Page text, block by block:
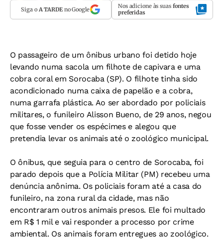
Siga o A TARDEno Google Nos adicione às suas fontes
preferidas
O passageiro de um ônibus urbano foi detido hoje
levando numa sacola um filhote de capivara e uma
cobra coral em Sorocaba (SP). O filhote tinha sido
acondicionado numa caixa de papelão e a cobra,
numa garrafa plástica. Ao ser abordado por policiais
militares, o funileiro Alisson Bueno, de 29 anos, negou
que fosse vender os espécimes e alegou que
pretendia levar os animais até o zoológico municipal.
O ônibus, que seguia para o centro de Sorocaba, foi
parado depois que a Polícia Militar (PM) recebeu uma
denúncia anônima. Os policiais foram até a casa do
funileiro, na zona rural da cidade, mas não
encontraram outros animais presos. Ele foi multado
em R$ 1 mil e vai responder a processo por crime
ambiental. Os animais foram entregues ao zoológico.